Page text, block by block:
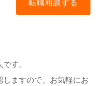
す。
ますので、お気軽にお